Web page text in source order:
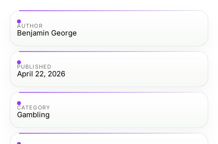
AUTHOR
Benjamin George
PUBLISHED
April 22, 2026
CATEGORY
Gambling